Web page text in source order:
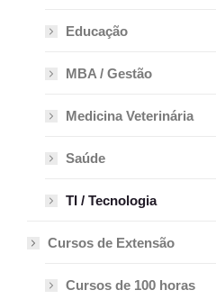
Educação
MBA / Gestão
Medicina Veterinária
Saúde
TI / Tecnologia
Cursos de Extensão
Cursos de 100 horas